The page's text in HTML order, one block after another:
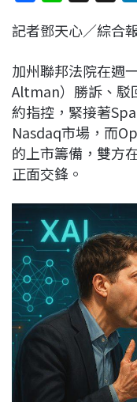
c
b
o
o
k
n
r
a
d
s
記者鄧天心／綜合
加州聯邦法院在週
Altman）勝訴、駁
約指控，緊接著
Nasdaq市場，而
的上市籌備，雙方
正面交鋒。